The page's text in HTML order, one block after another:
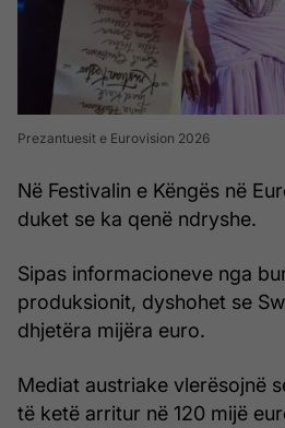
Prezantuesit e Eurovision 2026
Në Festivalin e Këngës në
duket se ka qenë ndryshe.
Sipas informacioneve nga
produksionit, dyshohet se
dhjetëra mijëra euro.
Mediat austriake vlerësojnë
të ketë arritur në 120 mijë